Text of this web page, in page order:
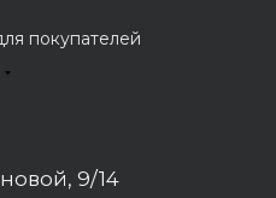
покупателей
9/14